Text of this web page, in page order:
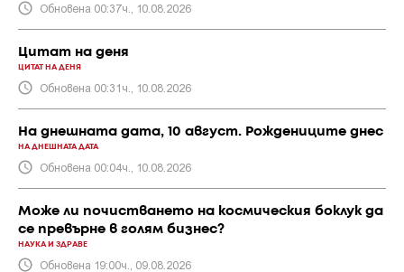
Обновена 00:37ч., 10.08.2026
Цитат на деня
ЦИТАТ НА ДЕНЯ
Обновена 00:31ч., 10.08.2026
На днешната дата, 10 август. Рождениците днес
НА ДНЕШНАТА ДАТА
Обновена 00:04ч., 10.08.2026
Може ли почистването на космическия боклук да
се превърне в голям бизнес?
НАУКА И ЗДРАВЕ
Обновена 19:00ч., 09.08.2026